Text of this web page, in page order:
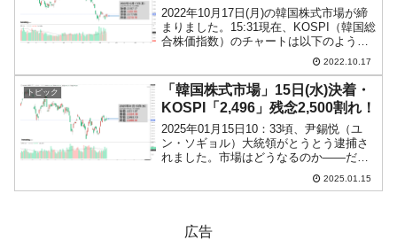
2022年10月17日(月)の韓国株式市場が締
まりました。15:31現在、KOSPI（韓国総
合株価指数）のチャートは以下のように
『Investing.com』より引用）。前日より
も上昇。KOSPIは「2,219」まで...
2022.10.17
トピック
「韓国株式市場」15日(水)決着・
KOSPI「2,496」残念2,500割れ！
2025年01月15日10：33頃、尹錫悦（ユ
ン・ソギョル）大統領がとうとう逮捕さ
れました。市場はどうなるのか――だっ
たのですが……。2025年01月15日(水)の
韓国株式市場が締まりました。15:31現
2025.01.15
広告